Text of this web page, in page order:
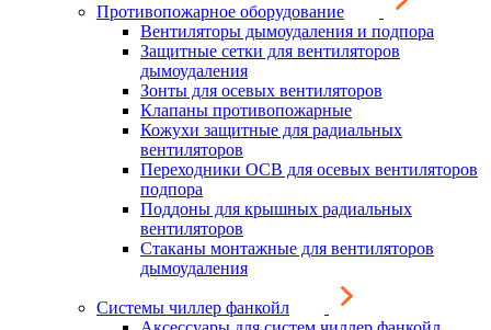
Противопожарное оборудование
Вентиляторы дымоудаления и подпора
Защитные сетки для вентиляторов
дымоудаления
Зонты для осевых вентиляторов
Клапаны противопожарные
Кожухи защитные для радиальных
вентиляторов
Переходники ОСВ для осевых вентиляторов
подпора
Поддоны для крышных радиальных
вентиляторов
Стаканы монтажные для вентиляторов
дымоудаления
Системы чиллер фанкойл